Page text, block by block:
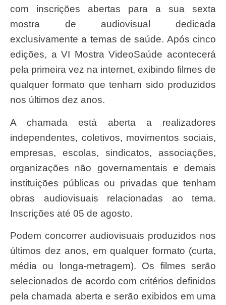
com inscrições abertas para a sua sexta
mostra de audiovisual dedicada
exclusivamente a temas de saúde. Após cinco
edições, a VI Mostra VideoSaúde acontecerá
pela primeira vez na internet, exibindo filmes de
qualquer formato que tenham sido produzidos
nos últimos dez anos.
A chamada está aberta a realizadores
independentes, coletivos, movimentos sociais,
empresas, escolas, sindicatos, associações,
organizações não governamentais e demais
instituições públicas ou privadas que tenham
obras audiovisuais relacionadas ao tema.
Inscrições até 05 de agosto.
Podem concorrer audiovisuais produzidos nos
últimos dez anos, em qualquer formato (curta,
média ou longa-metragem). Os filmes serão
selecionados de acordo com critérios definidos
pela chamada aberta e serão exibidos em uma